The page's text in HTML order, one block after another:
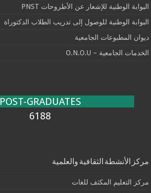
البوابة الوطنية للإشعار عن الأطروحات PNST
البوابة الوطنية للوصول إلى تدريب الطلاب الدكتوراة
ديوان المطبوعات الجامعية
الخدمات الجامعية – O.N.O.U
POST-GRADUATES
6188
مركز الأنشطة الثقافية والعلمية
مركز التعليم المكثف للغات